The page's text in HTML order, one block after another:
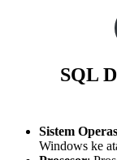
SQL
Sistem
Windows ke